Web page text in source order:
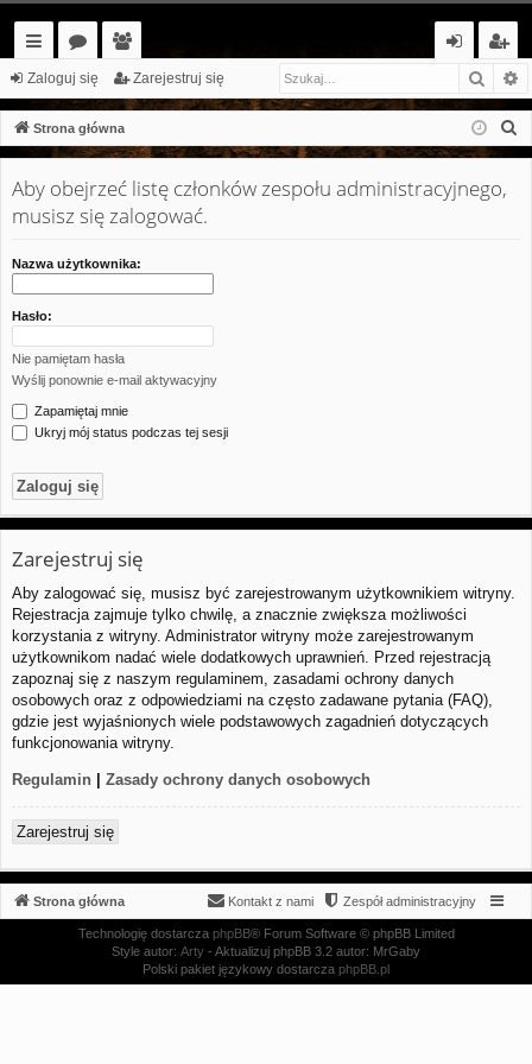
ię
ce
j…
or
a
ży
tk
o
w
ni
cy
og
uj
si
ar
ej
es
tr
Zaloguj się Zarejestruj się
Strona główna
Aby obejrzeć listę członków zespołu administracyjnego,
musisz się zalogować.
Nazwa użytkownika:
Hasło:
Nie pamiętam hasła
Wyślij ponownie e-mail aktywacyjny
Zapamiętaj mnie
Ukryj mój status podczas tej sesji
Zarejestruj się
Aby zalogować się, musisz być zarejestrowanym użytkownikiem witryny.
Rejestracja zajmuje tylko chwilę, a znacznie zwiększa możliwości
korzystania z witryny. Administrator witryny może zarejestrowanym
użytkownikom nadać wiele dodatkowych uprawnień. Przed rejestracją
zapoznaj się z naszym regulaminem, zasadami ochrony danych
osobowych oraz z odpowiedziami na często zadawane pytania (FAQ),
gdzie jest wyjaśnionych wiele podstawowych zagadnień dotyczących
funkcjonowania witryny.
Regulamin | Zasady ochrony danych osobowych
Zarejestruj się
Strona główna Zespół administracyjny
Kontakt z nami
Technologię dostarcza phpBB® Forum Software © phpBB Limited
Style autor: Arty - Aktualizuj phpBB 3.2 autor: MrGaby
Polski pakiet językowy dostarcza phpBB.pl